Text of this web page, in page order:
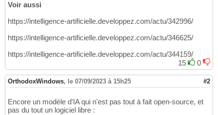
Voir aussi
https://intelligence-artificielle.developpez.com/actu/342996/
https://intelligence-artificielle.developpez.com/actu/346625/
https://intelligence-artificielle.developpez.com/actu/344159/
15
0
OrthodoxWindows, le 07/09/2023 à 15h25 #2
Encore un modèle d'IA qui n'est pas tout à fait open-source, et
pas du tout un logiciel libre :